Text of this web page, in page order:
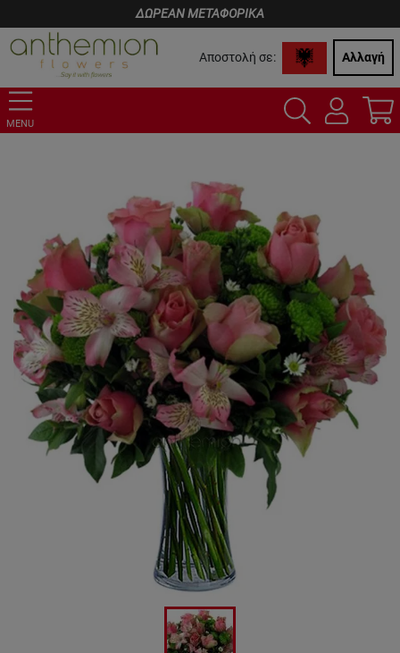
ΔΩΡΕΑΝ ΜΕΤΑΦΟΡΙΚΑ
Αποστολή σε: Αλλαγή
MENU